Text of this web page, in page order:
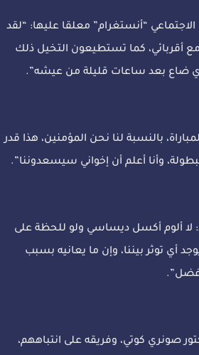
“أنستغرام” معلقا عليها: “لقد
أقربائي، كما تستطيعون التخيل ذلك
ضاع بعد ساعات قليلة من عيشه”.
بالنسبة لنا نحن المؤمنين، هذا قدر
وأنا أعلم أن إخواني سيسعدوننا”.
لا ألوم أكسل ديساسي ولو للحظة على
أي توثر بيننا، وإن ما يعانيه بسبب
صونري كوتي، وفريقه على انتباههم،